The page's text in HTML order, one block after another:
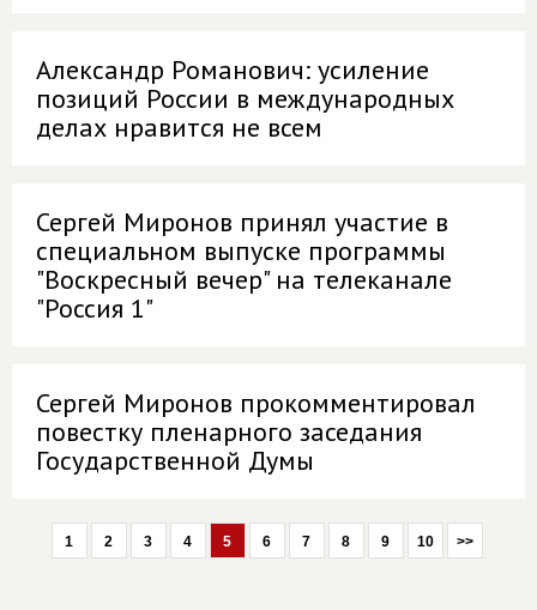
Александр Романович: усиление
позиций России в международных
делах нравится не всем
Сергей Миронов принял участие в
специальном выпуске программы
"Воскресный вечер" на телеканале
"Россия 1"
Сергей Миронов прокомментировал
повестку пленарного заседания
Государственной Думы
1 2 3 4 5 6 7 8 9 10 >>